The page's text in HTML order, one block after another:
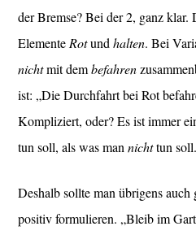
der Bremse? Bei der 2, ganz klar.
Elemente Rotundhalten. Bei
nichtmit dembefahren
ist: „Die Durchfahrt bei Rot
Kompliziert, oder? Es ist immer
tun soll, als was mannichttun soll.
Deshalb sollte man übrigens
positiv formulieren. „Bleib im